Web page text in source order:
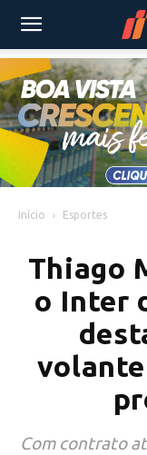
Início Esportes
Thiago
o Inter
Com contrato